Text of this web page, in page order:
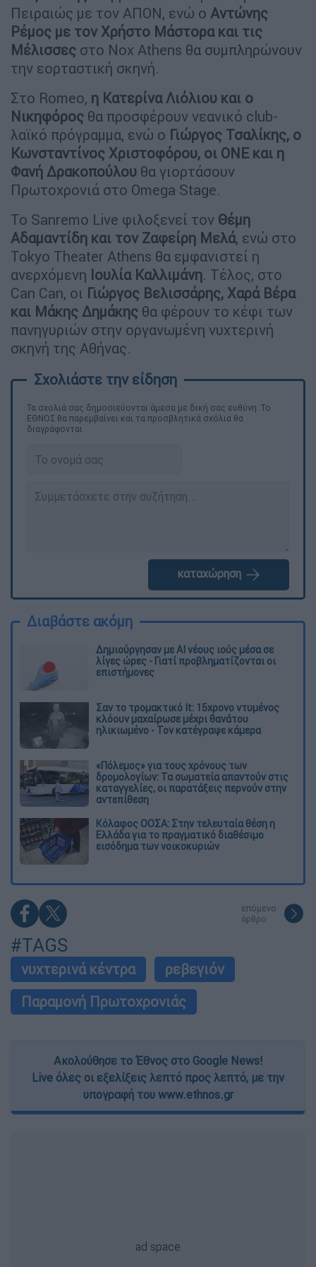
Πειραιώς με τον ΑΠΟΝ, ενώ ο Αντώνης
Ρέμος με τον Χρήστο Μάστορα και τις
Μέλισσες στο Nox Athens θα συμπληρώνουν
την εορταστική σκηνή.
Στο Romeo, η Κατερίνα Λιόλιου και ο
Νικηφόρος θα προσφέρουν νεανικό club-
λαϊκό πρόγραμμα, ενώ ο Γιώργος Τσαλίκης, ο
Κωνσταντίνος Χριστοφόρου, οι ΟΝΕ και η
Φανή Δρακοπούλου θα γιορτάσουν
Πρωτοχρονιά στο Omega Stage.
Το Sanremo Live φιλοξενεί τον Θέμη
Αδαμαντίδη και τον Ζαφείρη Μελά, ενώ στο
Tokyo Theater Athens θα εμφανιστεί η
ανερχόμενη Ιουλία Καλλιμάνη. Τέλος, στο
Can Can, οι Γιώργος Βελισσάρης, Χαρά Βέρα
και Μάκης Δημάκης θα φέρουν το κέφι των
πανηγυριών στην οργανωμένη νυχτερινή
σκηνή της Αθήνας.
Τα σχολιά σας δημοσιεύονται άμεσα με δική σας ευθύνη. Το
ΕΘΝΟΣ θα παρεμβαίνει και τα προσβλητικά σχόλια θα
διαγράφονται
καταχώρηση
Διαβάστε ακόμη
Δημιούργησαν με AI νέους ιούς μέσα σε
λίγες ώρες - Γιατί προβληματίζονται οι
επιστήμονες
Σαν το τρομακτικό It: 15χρονο ντυμένος
κλόουν μαχαίρωσε μέχρι θανάτου
ηλικιωμένο - Τον κατέγραψε κάμερα
«Πόλεμος» για τους χρόνους των
δρομολογίων: Τα σωματεία απαντούν στις
καταγγελίες, οι παρατάξεις περνούν στην
αντεπίθεση
Κόλαφος ΟΟΣΑ: Στην τελευταία θέση η
Ελλάδα για το πραγματικό διαθέσιμο
εισόδημα των νοικοκυριών
επόμενο
άρθρο
#TAGS
νυχτερινά κέντρα
ρεβεγιόν
Παραμονή Πρωτοχρονιάς
Ακολούθησε το Έθνος στο Google News!
Live όλες οι εξελίξεις λεπτό προς λεπτό, με την
υπογραφή του www.ethnos.gr